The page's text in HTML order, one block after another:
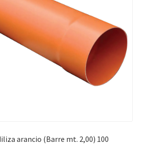
arancio (Barre mt. 2,00) 100